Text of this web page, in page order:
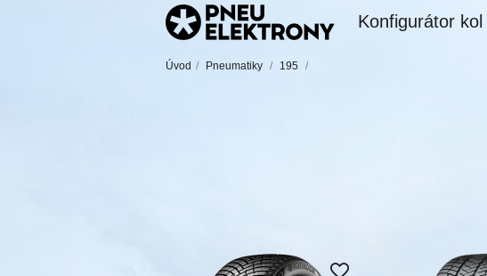
Konfigurátor kol
Úvod / Pneumatiky / 195 /